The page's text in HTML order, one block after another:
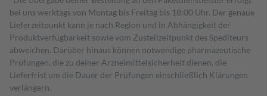
bei uns werktags von Montag bis Freitag bis 18:00 Uhr. Der genaue
Lieferzeitpunkt kann je nach Region und in Abhängigkeit der
Produktverfügbarkeit sowie vom Zustellzeitpunkt des Spediteurs
abweichen. Darüber hinaus können notwendige pharmazeutische
Prüfungen, die zu deiner Arzneimittelsicherheit dienen, die
Lieferfrist um die Dauer der Prüfungen einschließlich Klärungen
verlängern.